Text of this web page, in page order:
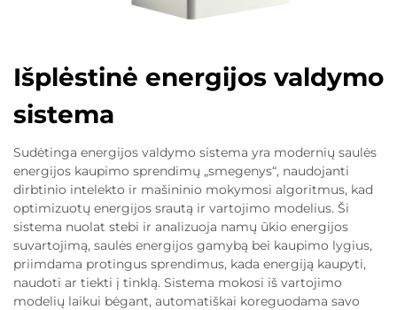
Išplėstinė energijos valdymo
sistema
Sudėtinga energijos valdymo sistema yra modernių saulės
energijos kaupimo sprendimų „smegenys“, naudojanti
dirbtinio intelekto ir mašininio mokymosi algoritmus, kad
optimizuotų energijos srautą ir vartojimo modelius. Ši
sistema nuolat stebi ir analizuoja namų ūkio energijos
suvartojimą, saulės energijos gamybą bei kaupimo lygius,
priimdama protingus sprendimus, kada energiją kaupyti,
naudoti ar tiekti į tinklą. Sistema mokosi iš vartojimo
modelių laikui bėgant, automatiškai koreguodama savo